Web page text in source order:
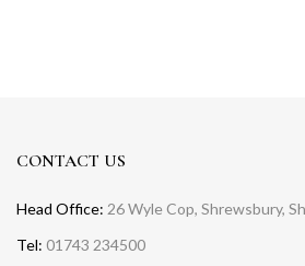
CONTACT US
Head Office: 26 Wyle Cop, Shrewsbury,
Tel: 01743 234500